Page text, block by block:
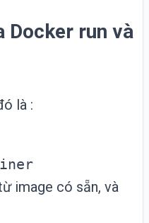
Docker run và
là :
image có sẵn, và